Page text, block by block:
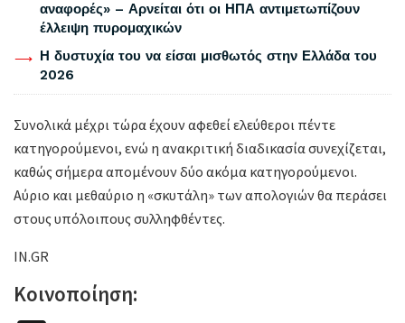
αναφορές» – Αρνείται ότι οι ΗΠΑ αντιμετωπίζουν
έλλειψη πυρομαχικών
Η δυστυχία του να είσαι μισθωτός στην Ελλάδα του
2026
Συνολικά μέχρι τώρα έχουν αφεθεί ελεύθεροι πέντε
κατηγορούμενοι, ενώ η ανακριτική διαδικασία συνεχίζεται,
καθώς σήμερα απομένουν δύο ακόμα κατηγορούμενοι.
Αύριο και μεθαύριο η «σκυτάλη» των απολογιών θα περάσει
στους υπόλοιπους συλληφθέντες.
IN.GR
Κοινοποίηση: